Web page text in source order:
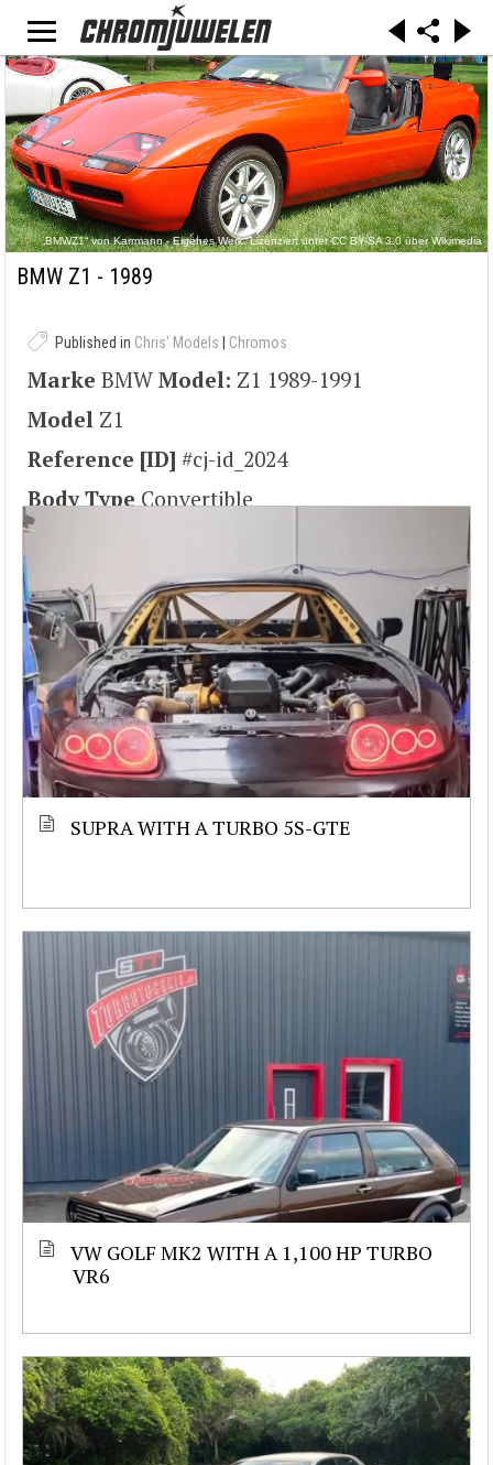
„BMWZ1“ von Karrmann - Eigenes Werk. Lizenziert unter CC BY-SA 3.0 über Wikimedia
Commons - https://commons.wikimedia.org/wiki/File:BMWZ1.jpg#/media/File:BMWZ1.jpg
BMW Z1 - 1989
Published in Chris' Models Chromos
Marke BMW Model: Z1 1989-1991
Model Z1
Reference [ID] #cj-id_2024
Body Type Convertible
SUPRA WITH A TURBO 5S-GTE
VW GOLF MK2 WITH A 1,100 HP TURBO
VR6